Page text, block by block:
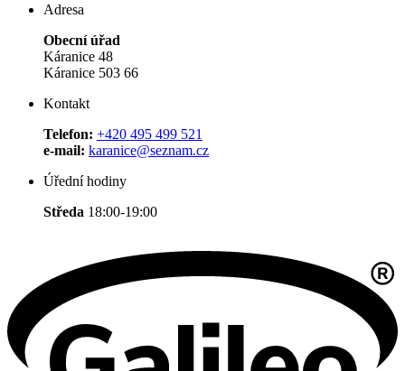
Adresa
Obecní úřad
Káranice 48
Káranice 503 66
Kontakt
Telefon: +420 495 499 521
e-mail: karanice@seznam.cz
Úřední hodiny
Středa 18:00-19:00